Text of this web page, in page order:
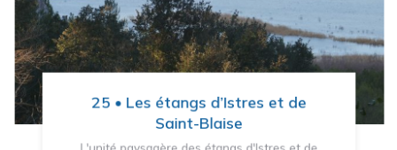
25 • Les étangs d’Istres et de
Saint-Blaise